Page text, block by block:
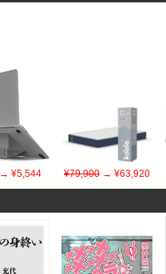
→ ¥5,544 ¥79,900→ ¥63,920